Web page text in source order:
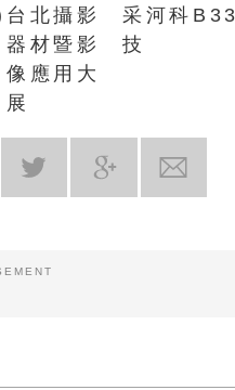
台北攝影
器材暨影
像應用大
展
采河科
技